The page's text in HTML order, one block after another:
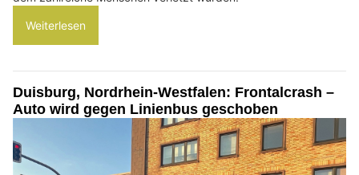
Weiterlesen
Duisburg, Nordrhein-Westfalen: Frontalcrash –
Auto wird gegen Linienbus geschoben